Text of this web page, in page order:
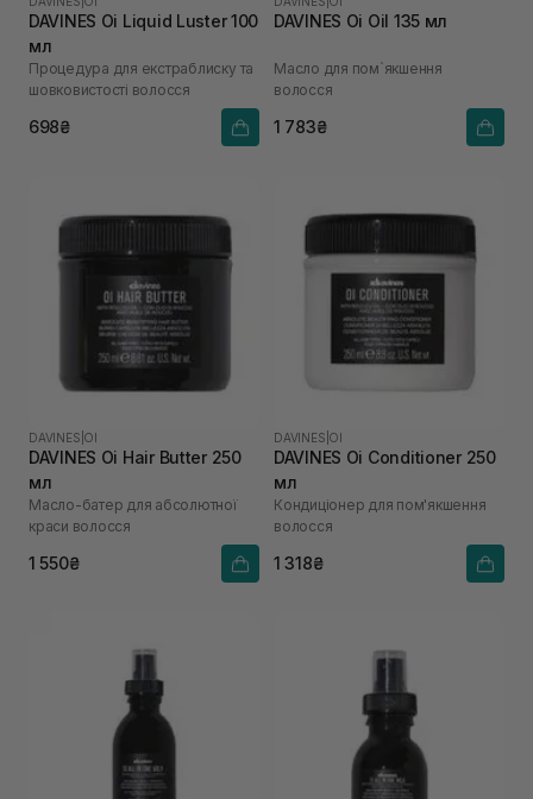
DAVINES Oi Liquid Luster 100
мл
Процедура для екстраблиску та
шовковистості волосся
698₴
DAVINES Oi Oil 135 мл
Масло для пом`якшення
волосся
1 783₴
DAVINES OI
DAVINES Oi Hair Butter 250
мл
Масло-батер для абсолютної
краси волосся
1 550₴
DAVINES OI
DAVINES Oi Conditioner 250
мл
Кондиціонер для пом'якшення
волосся
1 318₴